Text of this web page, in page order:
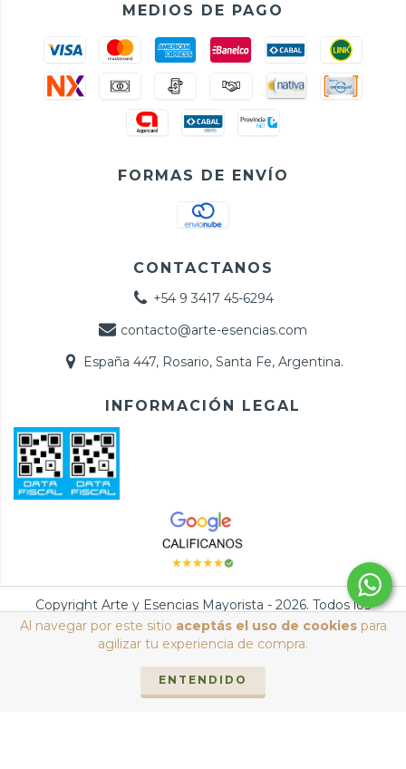
Al navegar por este sitio aceptás el uso de cookiespara
agilizar tu experiencia de compra.
ENTENDIDO
MEDIOS DE PAGO
FORMAS DE ENVÍO
CONTACTANOS
+54 9 3417 45-6294
contacto@arte-esencias.com
España 447, Rosario, Santa Fe, Argentina.
INFORMACIÓN LEGAL
Copyright Arte y Esencias Mayorista - 2026. Todos los
derechos reservados.
Botón de arrepentimiento